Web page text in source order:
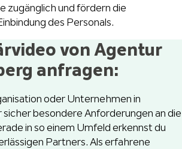
zugänglich und fördern die
des Personals.
von Agentur
anfragen:
oder Unternehmen in
besondere Anforderungen an die
in so einem Umfeld erkennst du
Partners. Als erfahrene